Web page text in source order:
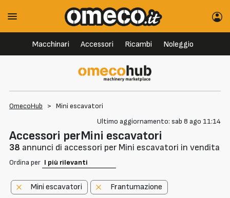
Macchinari Accessori Ricambi Noleggio
OmecoHub > Mini escavatori
Ultimo aggiornamento: sab 8 ago 11:14
Accessori perMini escavatori
38 annunci di accessori per Mini escavatori in vendita
Ordina per
Mini escavatori Frantumazione